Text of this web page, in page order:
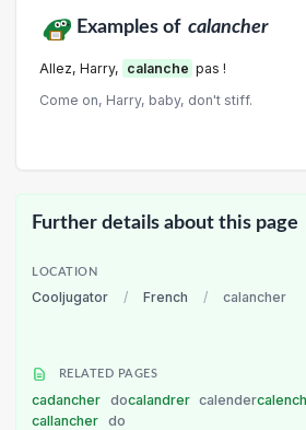
Examples of calancher
Allez, Harry, calanche pas !
Come on, Harry, baby, don't stiff.
Further details about this page
LOCATION
Cooljugator / French / calancher
RELATED PAGES
cadancher docalandrer calender
callancher do